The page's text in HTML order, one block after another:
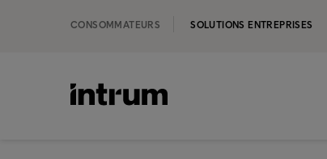
CONSOMMATEURS SOLUTIONS ENTREPRISES